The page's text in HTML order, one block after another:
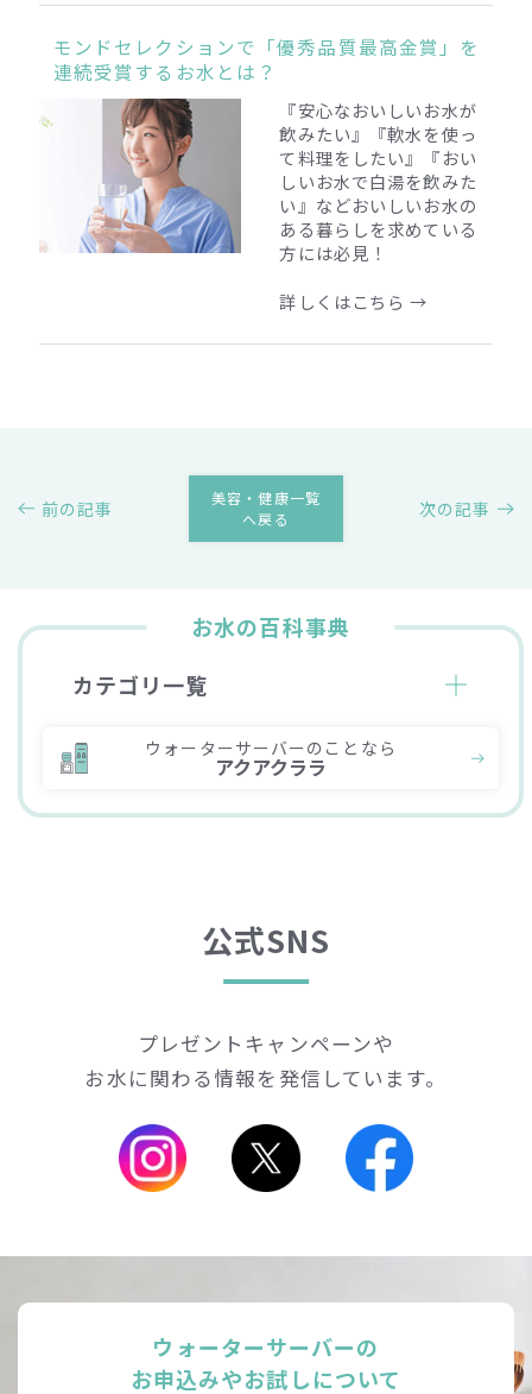
モンドセレクションで「優秀品質最高金賞」を
連続受賞するお水とは？
『安心なおいしいお水が
飲みたい』『軟水を使っ
て料理をしたい』『おい
しいお水で白湯を飲みた
い』 などおいしいお水の
ある暮らしを求めている
方には必見！
詳しくはこちら →
前の記事
美容・健康一覧
へ戻る
次の記事
お水の百科事典
カテゴリ一覧
ウォーターサーバーのことなら
アクアクララ
公式SNS
プレゼントキャンペーンや
お水に関わる情報を発信しています。
ウォーターサーバーの
お申込みやお試しについて